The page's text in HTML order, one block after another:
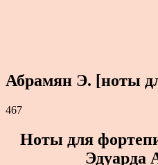
Абрамян Э. [ноты
467
Ноты для
Эдуарда